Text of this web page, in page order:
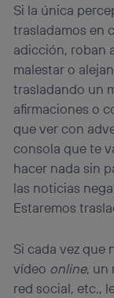
Si la única
trasladamos en
adicción, roban
malestar o
trasladando un
afirmaciones o
que ver con
consola que te
hacer nada sin
las noticias
Estaremos
Si cada vez que
vídeo online, un
red social, etc.,